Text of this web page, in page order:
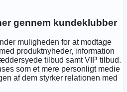
gennem kundeklubber
muligheden for at modtage
produktnyheder, information
tilbud samt VIP tilbud.
som et mere personligt medie
af dem styrker relationen med